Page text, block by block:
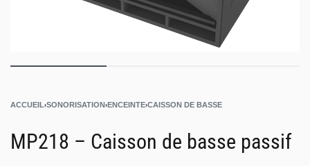
ACCUEIL›SONORISATION›ENCEINTE›CAISSON DE BASSE
MP218 – Caisson de basse passif